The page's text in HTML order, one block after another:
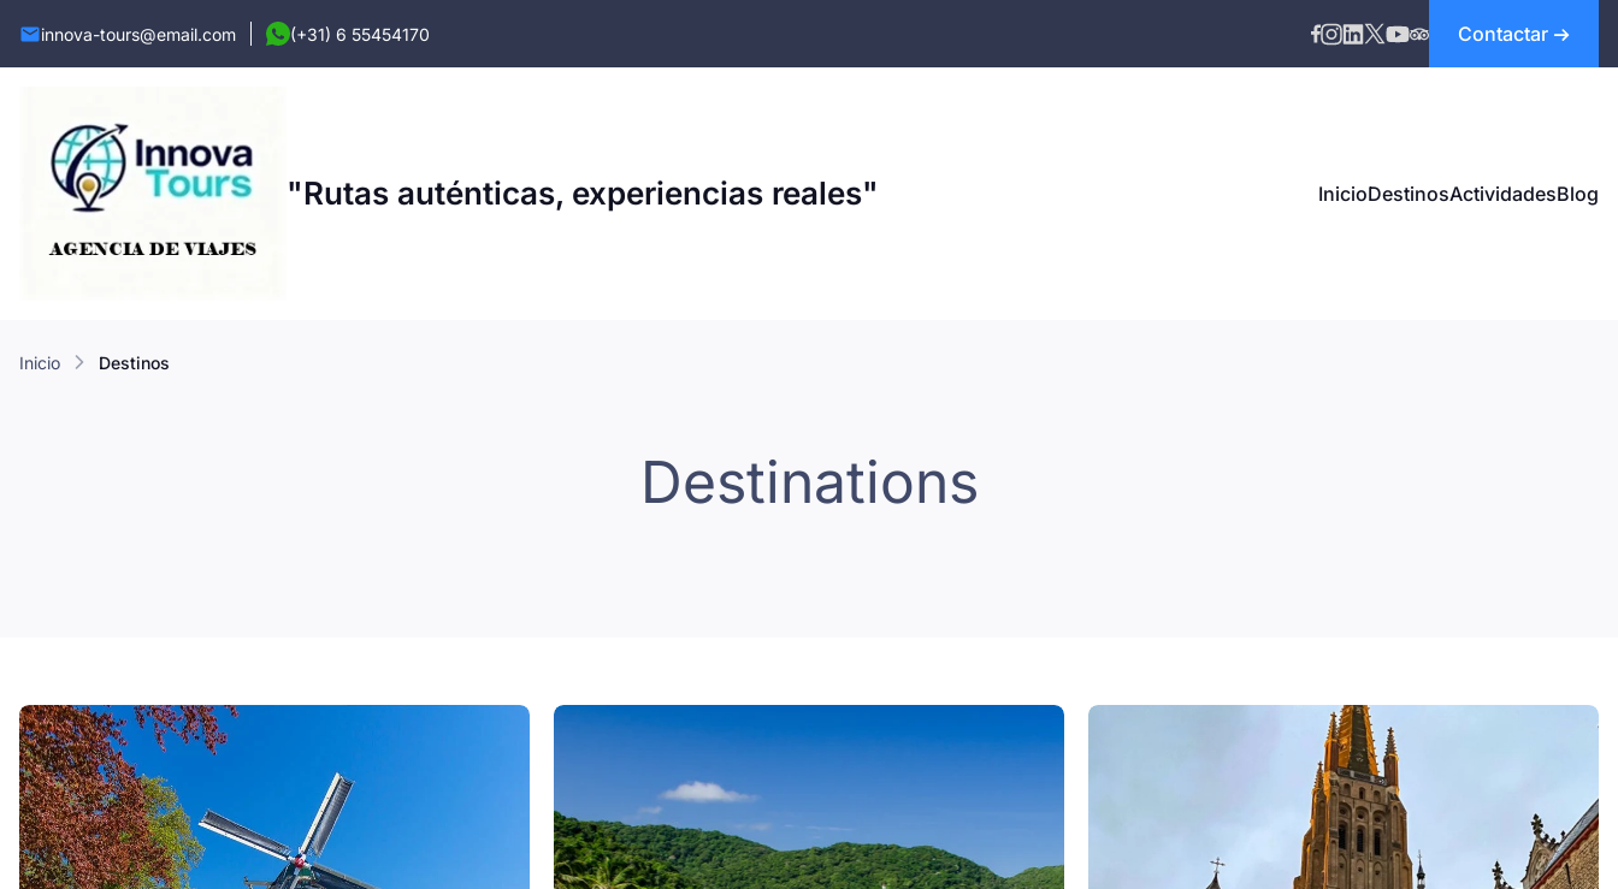
innova-tours@email.com (+31) 6 55454170 Contactar
"Rutas auténticas, experiencias reales" InicioDestinosActividadesBlog
inicio destinos
Destinations